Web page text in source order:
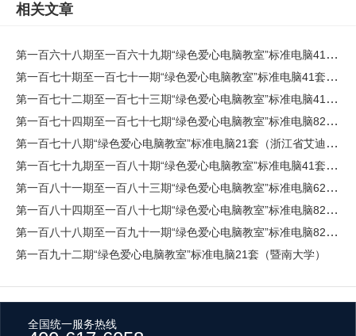
相关文章
第一百六十八期至一百六十九期“绿色爱心电脑教室”标准电脑41套（广州中医药大学）
第一百七十期至一百七十一期“绿色爱心电脑教室”标准电脑41套（广东顺德农村商业银行股份有限公司）
第一百七十二期至一百七十三期“绿色爱心电脑教室”标准电脑41套（广东揭东农村商业银行股份有限公司）
第一百七十四期至一百七十七期“绿色爱心电脑教室”标准电脑82套（广东顺德农村商业银行股份有限公司）
第一百七十八期“绿色爱心电脑教室”标准电脑21套（浙江省艾迪西公益基金会）
第一百七十九期至一百八十期“绿色爱心电脑教室”标准电脑41套（广东开放大学（广东理工职业学院））
第一百八十一期至一百八十三期“绿色爱心电脑教室”标准电脑62套（广州逸仙电子商务有限公司）
第一百八十四期至一百八十七期“绿色爱心电脑教室”标准电脑82套（维谛技术有限公司）
第一百八十八期至一百九十一期“绿色爱心电脑教室”标准电脑82套（广东培正学院）
第一百九十二期“绿色爱心电脑教室”标准电脑21套（暨南大学）
全国统一服务热线